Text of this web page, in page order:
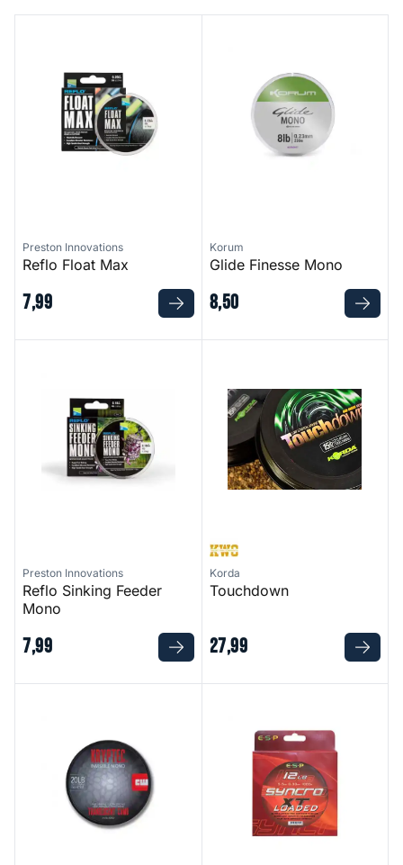
Preston Innovations
Reflo Float Max
7,99
Korum
Glide Finesse Mono
8,50
Preston Innovations
Reflo Sinking Feeder
Mono
7,99
Korda
Touchdown
27,99